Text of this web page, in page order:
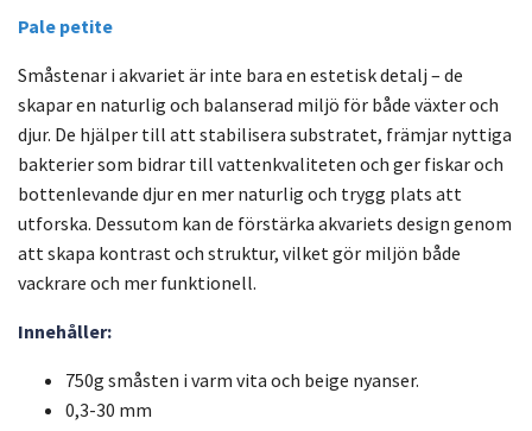
Pale petite
Småstenar i akvariet är inte bara en estetisk detalj – de
skapar en naturlig och balanserad miljö för både växter och
djur. De hjälper till att stabilisera substratet, främjar nyttiga
bakterier som bidrar till vattenkvaliteten och ger fiskar och
bottenlevande djur en mer naturlig och trygg plats att
utforska. Dessutom kan de förstärka akvariets design genom
att skapa kontrast och struktur, vilket gör miljön både
vackrare och mer funktionell.
Innehåller:
750g småsten i varm vita och beige nyanser.
0,3-30 mm